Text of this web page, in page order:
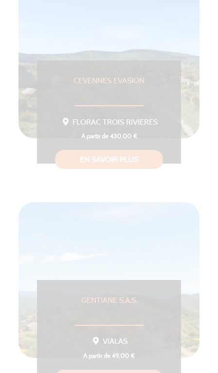
CEVENNES EVASION
FLORAC TROIS RIVIERES
A partir de 430,00 €
EN SAVOIR PLUS
GENTIANE S.A.S.
VIALAS
A partir de 49,00 €